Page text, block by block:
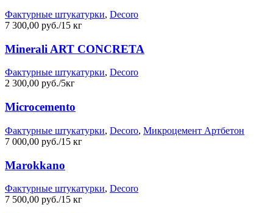
Фактурные штукатурки, Decoro
7 300,00 руб./15 кг
Minerali ART CONCRETA
Фактурные штукатурки, Decoro
2 300,00 руб./5кг
Microcemento
Фактурные штукатурки, Decoro, Микроцемент Артбетон
7 000,00 руб./15 кг
Marokkano
Фактурные штукатурки, Decoro
7 500,00 руб./15 кг